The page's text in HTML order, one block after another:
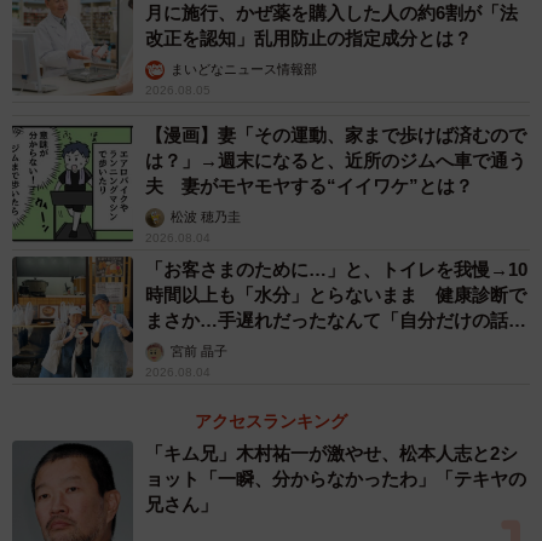
たり、宅配弁当サービスも併用したりしています。18時ご
ろから、母親の介助をしつつ一緒にゆっくりと夕食をとり
ます。この時間は、母親とのコミュニケーションを大切に
する貴重な時間でもあります。
デイサービスに行かない火曜・木曜の夕方18時30分から
は、訪問介護ヘルパーが母の夕食介助と入浴介助、就寝準
備を行います。ちなみに、1日のうち朝と夜の2回ヘルパー
を利用する火曜・木曜は、サービス提供の間隔を2時間以上
空けることで、それぞれ別のサービスとして介護保険が適
用されます。
ため、玄関にセンサーを設置し、夜間の見守りも行ってい
ます。また、部屋の照明を調整して、安心して眠れる環境
を整えます。
月に施行、かぜ薬を購入した人の約6割が「法
改正を認知」乱用防止の指定成分とは？
まいどなニュース情報部
2026.08.05
【漫画】妻「その運動、家まで歩けば済むので
は？」→週末になると、近所のジムへ車で通う
夫 妻がモヤモヤする“イイワケ”とは？
松波 穂乃圭
2026.08.04
「お客さまのために…」と、トイレを我慢→10
時間以上も「水分」とらないまま 健康診断で
まさか…手遅れだったなんて「自分だけの話で
はなく、日本中で起きている問題では？」
宮前 晶子
2026.08.04
アクセスランキング
「キム兄」木村祐一が激やせ、松本人志と2シ
ョット「一瞬、分からなかったわ」「テキヤの
兄さん」